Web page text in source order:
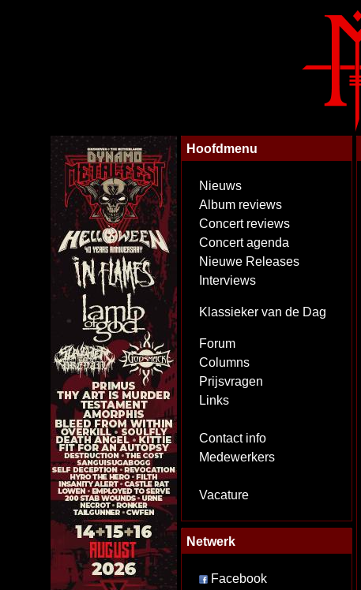
Hoofdmenu
Nieuws
Album reviews
Concert reviews
Concert agenda
Nieuwe Releases
Interviews
Klassieker van de Dag
Forum
Columns
Prijsvragen
Links
Contact info
Medewerkers
Vacature
Netwerk
Facebook